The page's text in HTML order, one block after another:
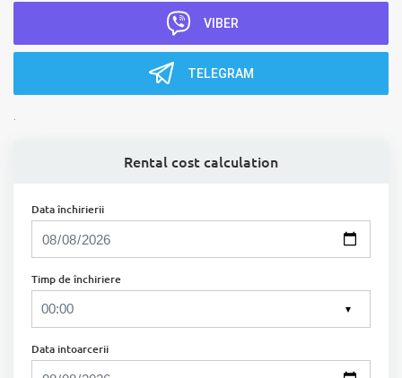
VIBER
TELEGRAM
.
Rental cost calculation
Data închirierii
Timp de închiriere
▼
Data intoarcerii